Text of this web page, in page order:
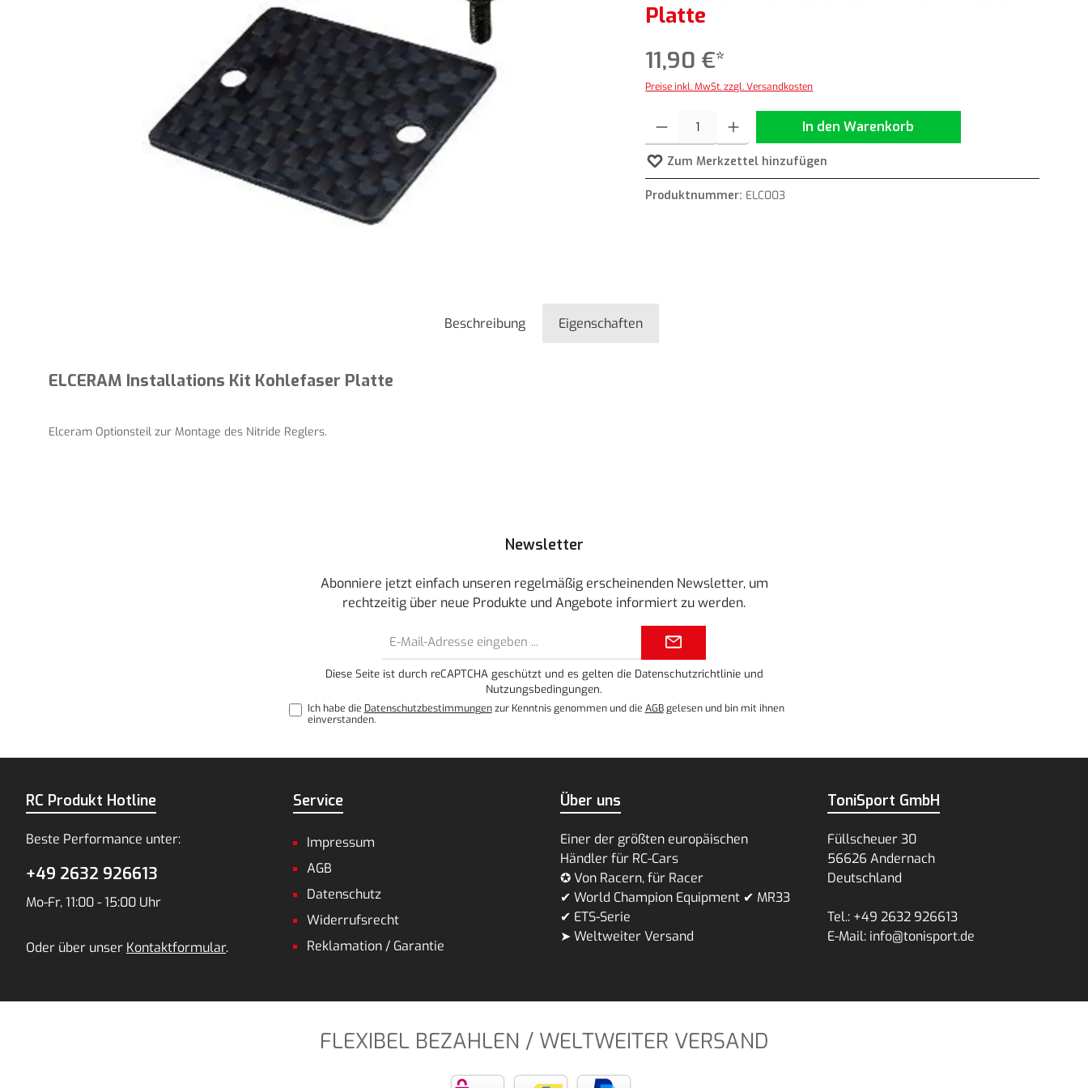
Platte
11,90 €*
Preise inkl. MwSt. zzgl. Versandkosten
In den Warenkorb
Zum Merkzettel hinzufügen
Produktnummer: ELC003
Beschreibung Eigenschaften
ELCERAM Installations Kit Kohlefaser Platte
Elceram Optionsteil zur Montage des Nitride Reglers.
Newsletter
Abonniere jetzt einfach unseren regelmäßig erscheinenden Newsletter, um
rechtzeitig über neue Produkte und Angebote informiert zu werden.
Mail-
Diese Seite ist durch reCAPTCHA geschützt und es gelten die Datenschutzrichtlinieund
Nutzungsbedingungen.
Ich habe die Datenschutzbestimmungenzur Kenntnis genommen und die AGBgelesen und bin mit ihnen
einverstanden.
RC Produkt Hotline
Beste Performance unter:
+49 2632 926613
Mo-Fr, 11:00 - 15:00 Uhr
Oder über unser Kontaktformular.
Service
Impressum
AGB
Datenschutz
Widerrufsrecht
Reklamation / Garantie
Über uns
Einer der größten europäischen
Händler für RC-Cars
✪ Von Racern, für Racer
✔ World Champion Equipment ✔ MR33
✔ ETS-Serie
➤ Weltweiter Versand
ToniSport GmbH
Füllscheuer 30
56626 Andernach
Deutschland
Tel.: +49 2632 926613
E-Mail: info@tonisport.de
FLEXIBEL BEZAHLEN / WELTWEITER VERSAND